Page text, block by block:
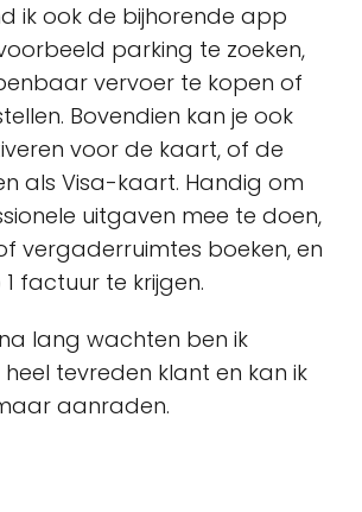
ik ook de bijhorende app
parking te zoeken,
vervoer te kopen of
Bovendien kan je ook
voor de kaart, of de
als Visa-kaart. Handig om
uitgaven mee te doen,
vergaderruimtes boeken, en
factuur te krijgen.
lang wachten ben ik
heel tevreden klant en kan ik
aanraden.